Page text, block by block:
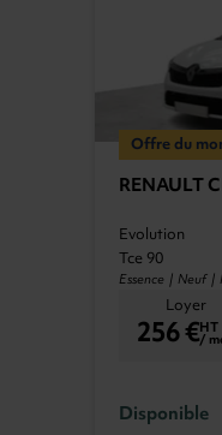
Offre du
RENAULT
Evolution
Tce 90
Essence | Neuf |
Loyer
256 €HT
/
Disponible